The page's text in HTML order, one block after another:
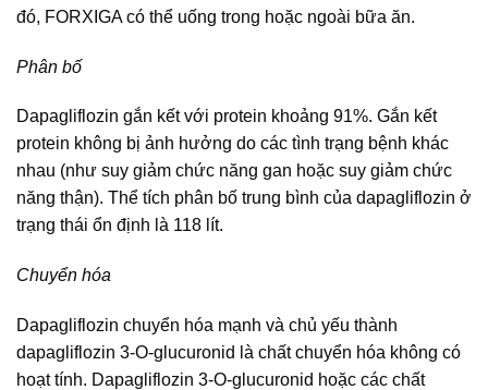
đó, FORXIGA có thể uống trong hoặc ngoài bữa ăn.
Phân bố
Dapagliflozin gắn kết với protein khoảng 91%. Gắn kết
protein không bị ảnh hưởng do các tình trạng bệnh khác
nhau (như suy giảm chức năng gan hoặc suy giảm chức
năng thận). Thể tích phân bố trung bình của dapagliflozin ở
trạng thái ổn định là 118 lít.
Chuyển hóa
Dapagliflozin chuyển hóa mạnh và chủ yếu thành
dapagliflozin 3-O-glucuronid là chất chuyển hóa không có
hoạt tính. Dapagliflozin 3-O-glucuronid hoặc các chất